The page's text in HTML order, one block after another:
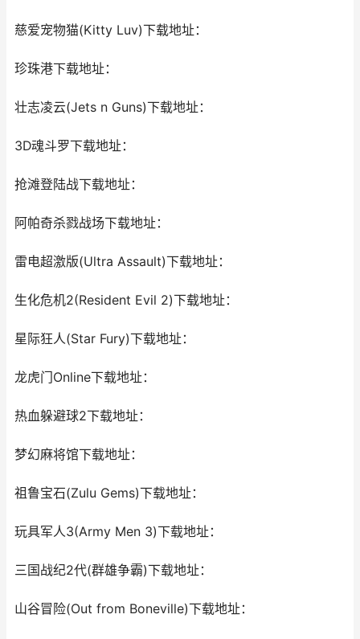
慈爱宠物猫(Kitty Luv)下载地址：
珍珠港下载地址：
壮志凌云(Jets n Guns)下载地址：
3D魂斗罗下载地址：
抢滩登陆战下载地址：
阿帕奇杀戮战场下载地址：
雷电超激版(Ultra Assault)下载地址：
生化危机2(Resident Evil 2)下载地址：
星际狂人(Star Fury)下载地址：
龙虎门Online下载地址：
热血躲避球2下载地址：
梦幻麻将馆下载地址：
祖鲁宝石(Zulu Gems)下载地址：
玩具军人3(Army Men 3)下载地址：
三国战纪2代(群雄争霸)下载地址：
山谷冒险(Out from Boneville)下载地址：